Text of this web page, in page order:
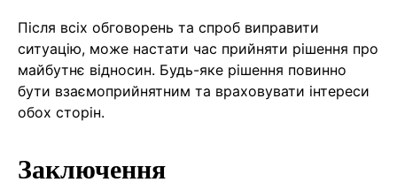
Після всіх обговорень та спроб виправити
ситуацію, може настати час прийняти рішення про
майбутнє відносин. Будь-яке рішення повинно
бути взаємоприйнятним та враховувати інтереси
обох сторін.
Заключення